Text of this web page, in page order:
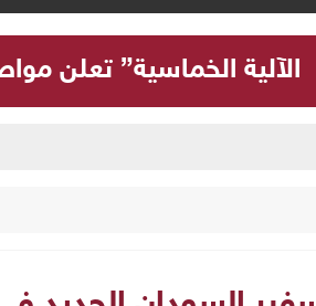
الآلية الخماسية” تعلن